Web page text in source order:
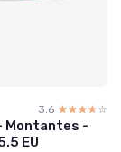
3.6 ☆☆☆☆☆
★★★★★
Montantes -
EU